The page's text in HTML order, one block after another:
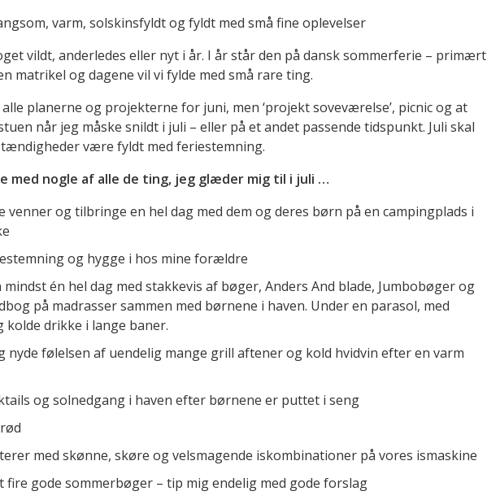
varm, solskinsfyldt og fyldt med små fine oplevelser
vildt, anderledes eller nyt i år. I år står den på dansk sommerferie – primært
matrikel og dagene vil vi fylde med små rare ting.
alle planerne og projekterne for juni, men ‘projekt soveværelse’, picnic og at
når jeg måske snildt i juli – eller på et andet passende tidspunkt. Juli skal
være fyldt med feriestemning.
med nogle af alle de ting, jeg glæder mig til i juli …
venner og tilbringe en hel dag med dem og deres børn på en campingplads i
og hygge i hos mine forældre
én hel dag med stakkevis af bøger, Anders And blade, Jumbobøger og
på madrasser sammen med børnene i haven. Under en parasol, med
kolde drikke i lange baner.
nyde følelsen af uendelig mange grill aftener og kold hvidvin efter en varm
og solnedgang i haven efter børnene er puttet i seng
med skønne, skøre og velsmagende iskombinationer på vores ismaskine
fire gode sommerbøger – tip mig endelig med gode forslag